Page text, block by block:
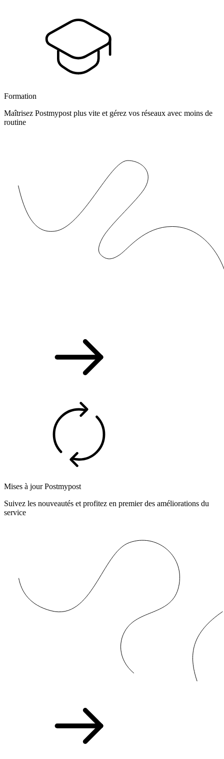
Formation
Maîtrisez Postmypost plus vite et gérez vos réseaux avec moins de
routine
Mises à jour Postmypost
Suivez les nouveautés et profitez en premier des améliorations du
service